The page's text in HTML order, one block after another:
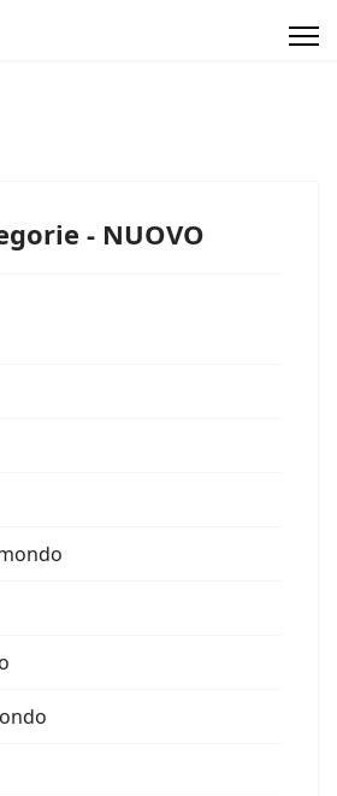
- NUOVO